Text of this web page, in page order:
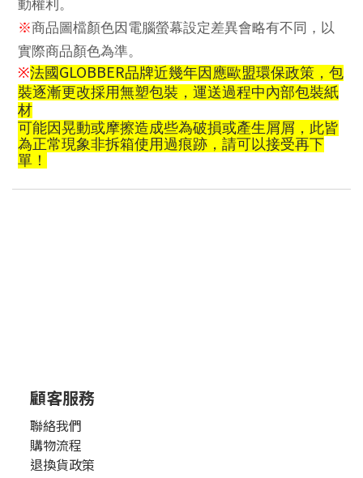
動權利。
※商品圖檔顏色因電腦螢幕設定差異會略有不同，以
實際商品顏色為準。
※法國GLOBBER品牌近幾年因應歐盟環保政策，包
裝逐漸更改採用無塑包裝，運送過程中內部包裝紙
材
可能因晃動或摩擦造成些為破損或產生屑屑，此皆
為正常現象非拆箱使用過痕跡，請可以接受再下
單！
顧客服務
聯絡我們
購物流程
退換貨政策